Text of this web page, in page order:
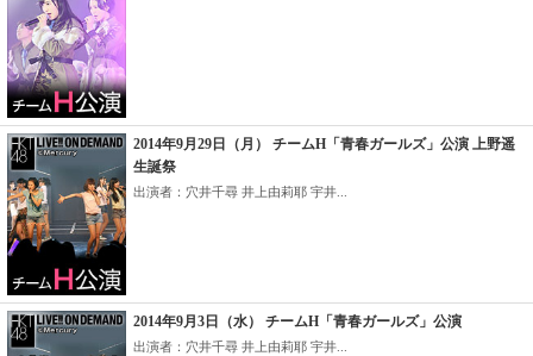
2014年9月29日（月） チームH「青春ガールズ」公演 上野遥
生誕祭
出演者：穴井千尋 井上由莉耶 宇井...
2014年9月3日（水） チームH「青春ガールズ」公演
出演者：穴井千尋 井上由莉耶 宇井...